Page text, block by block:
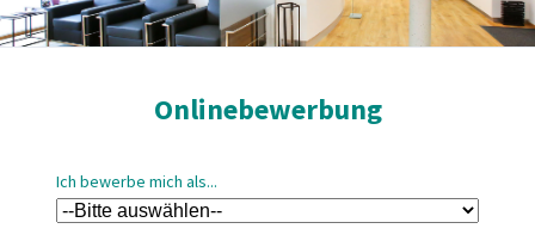
Onlinebewerbung
Ich bewerbe mich als...